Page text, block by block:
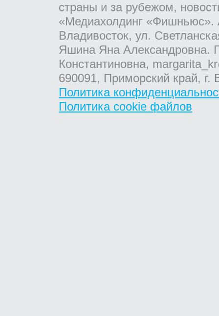
страны и за рубежом,
«Медиахолдинг «Фишньюс».
Владивосток, ул.
Яшина Яна Александровна.
Константиновна,
690091, Приморский край,
Политика
Политика cookie файлов